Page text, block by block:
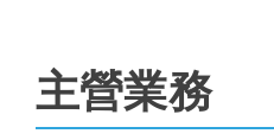
主營業務